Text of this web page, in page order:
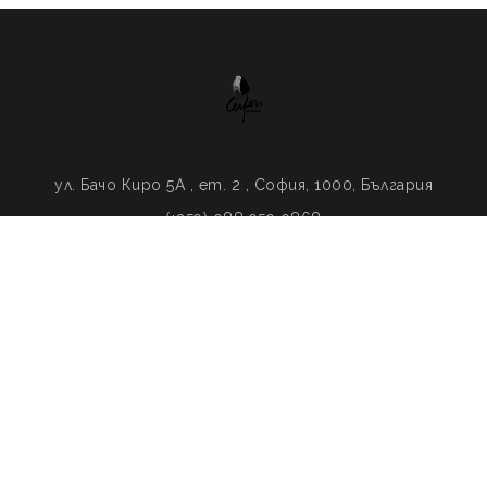
ул. Бачо Киро 5A , ет. 2 , София, 1000, България
(+359) 088 959 0868